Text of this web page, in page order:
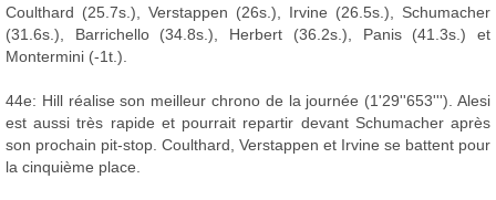
Coulthard (25.7s.), Verstappen (26s.), Irvine (26.5s.), Schumacher
(31.6s.), Barrichello (34.8s.), Herbert (36.2s.), Panis (41.3s.) et
Montermini (-1t.).
44e: Hill réalise son meilleur chrono de la journée (1'29''653'''). Alesi
est aussi très rapide et pourrait repartir devant Schumacher après
son prochain pit-stop. Coulthard, Verstappen et Irvine se battent pour
la cinquième place.